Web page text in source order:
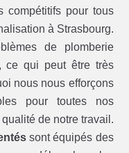
compétitifs pour tous
à Strasbourg.
de plomberie
ce qui peut être très
nous nous efforçons
pour toutes nos
de notre travail.
sont équipés des